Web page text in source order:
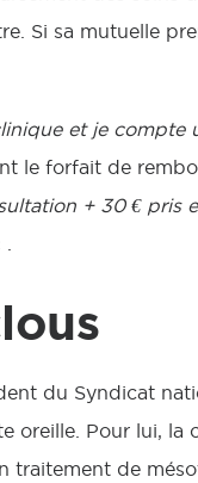
Si sa mutuelle
et je compte
le forfait de
+ 30 € pris
du Syndicat
oreille. Pour lui, la
traitement de